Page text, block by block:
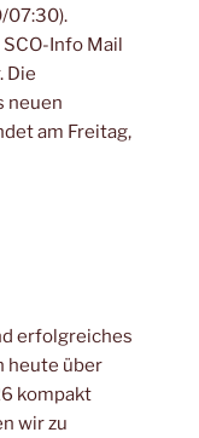
07:30).
Info Mail
Die
neuen
am Freitag,
erfolgreiches
heute über
kompakt
wir zu